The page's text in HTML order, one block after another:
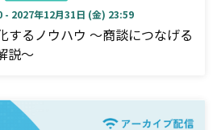
- 2027年12月31日 (金) 23:59
するノウハウ ～商談につなげる
説～